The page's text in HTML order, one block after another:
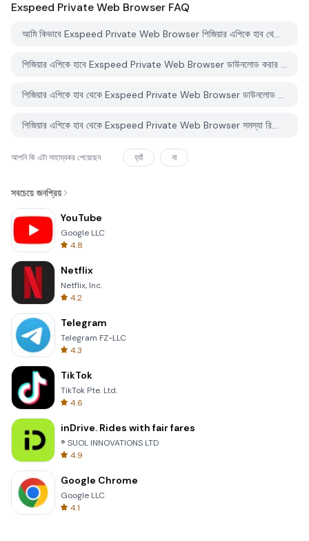
Exspeed Private Web Browser FAQ
আমি কিভাবে Exspeed Private Web Browser পিজিয়ার এপিকে হাব থেকে ডাউনলোড করব?
পিজিয়ার এপিকে হাবে Exspeed Private Web Browser ডাউনলোড করার জন্য কোন খরচ আছে?
পিজিয়ার এপিকে হাব থেকে Exspeed Private Web Browser ডাউনলোড করতে কি আমার একটি অ্যাকাউন্ট দরকার?
পিজিয়ার এপিকে হাব থেকে Exspeed Private Web Browser সমস্যা রিপোর্ট করতে কিভাবে পারি?
আপনি কি এটা সাহায্যকর পেয়েছেন হ্যাঁ না
সবচেয়ে জনপ্রিয়
YouTube
Google LLC
4.8
Netflix
Netflix, Inc.
4.2
Telegram
Telegram FZ-LLC
4.3
TikTok
TikTok Pte. Ltd.
4.6
inDrive. Rides with fair fares
® SUOL INNOVATIONS LTD
4.9
Google Chrome
Google LLC
4.1